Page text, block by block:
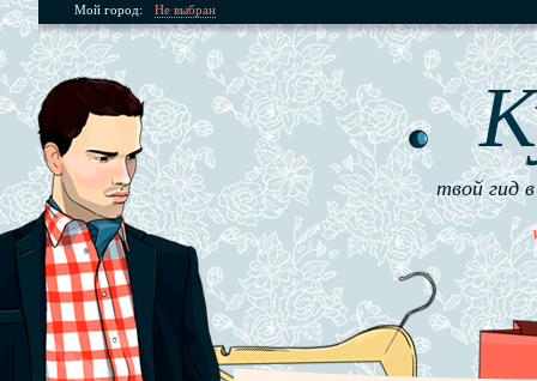
Мой город: Не выбран
твой гид